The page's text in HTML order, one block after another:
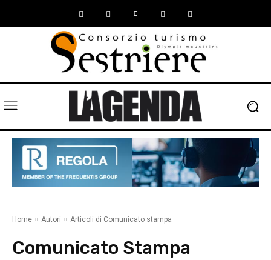
Home Autori Articoli di Comunicato stampa
Comunicato Stampa